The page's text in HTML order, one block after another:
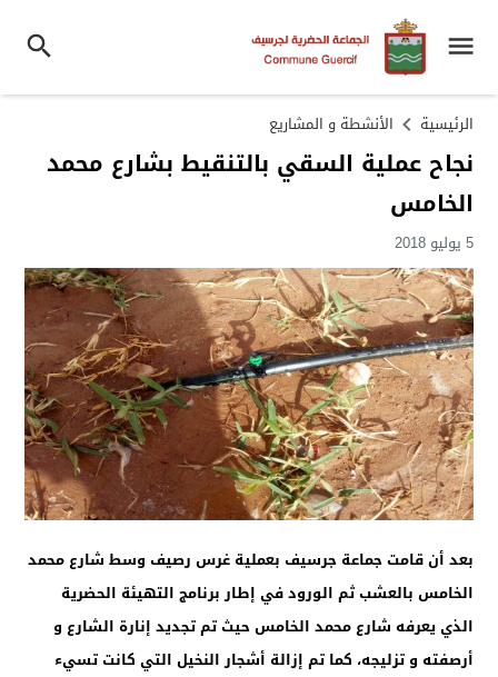
الرئيسية الأنشطة و المشاريع
نجاح عملية السقي بالتنقيط بشارع محمد
الخامس
5 يوليو 2018
بعد أن قامت جماعة جرسيف بعملية غرس رصيف وسط شارع محمد
الخامس بالعشب ثم الورود في إطار برنامج التهيئة الحضرية
الذي يعرفه شارع محمد الخامس حيث تم تجديد إنارة الشارع و
أرصفته و تزليجه، كما تم إزالة أشجار النخيل التي كانت تسيء